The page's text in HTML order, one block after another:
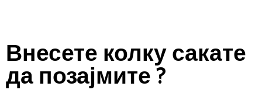
Внесете колку сакате
да позајмите ?